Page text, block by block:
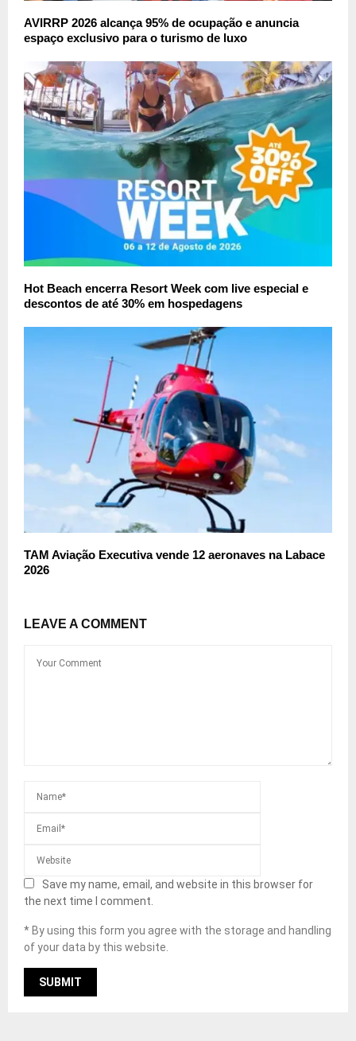
AVIRRP 2026 alcança 95% de ocupação e anuncia
espaço exclusivo para o turismo de luxo
Hot Beach encerra Resort Week com live especial e
descontos de até 30% em hospedagens
TAM Aviação Executiva vende 12 aeronaves na Labace
2026
LEAVE A COMMENT
Save my name, email, and website in this browser for
the next time I comment.
* By using this form you agree with the storage and handling
of your data by this website.